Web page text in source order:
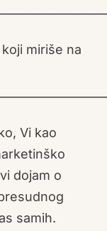
miriše na
Vi kao
dojam o
samih.